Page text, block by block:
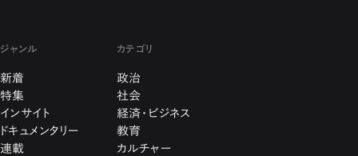
ジャンル
新着
特集
インサイト
ドキュメンタリー
連載
カテゴリ
政治
社会
経済・ビジネス
教育
カルチャー